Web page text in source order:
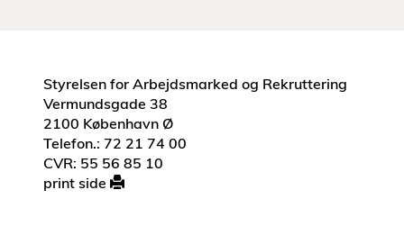
Styrelsen for Arbejdsmarked og Rekruttering
Vermundsgade 38
2100 København Ø
Telefon.: 72 21 74 00
CVR: 55 56 85 10
print side